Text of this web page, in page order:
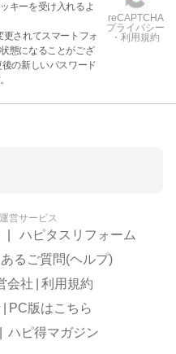
キーを受け入れるよ
されてスマートフォ
態になることがござ
の新しいパスワード
reCAPTCHA
プライバシー
・利用規約
営サービス
ハピタスリフォーム
るご質問(ヘルプ)
会社
利用規約
PC版はこちら
ハピ得マガジン